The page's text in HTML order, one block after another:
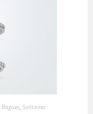
Bagues, Solitaires